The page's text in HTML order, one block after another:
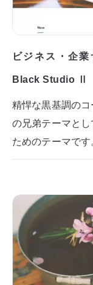
ビジネス・企業
Black Studio Ⅱ
精悍な黒基調の
の兄弟テーマと
ためのテーマです